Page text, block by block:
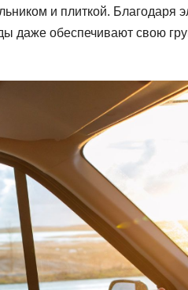
и плиткой. Благодаря
даже обеспечивают свою